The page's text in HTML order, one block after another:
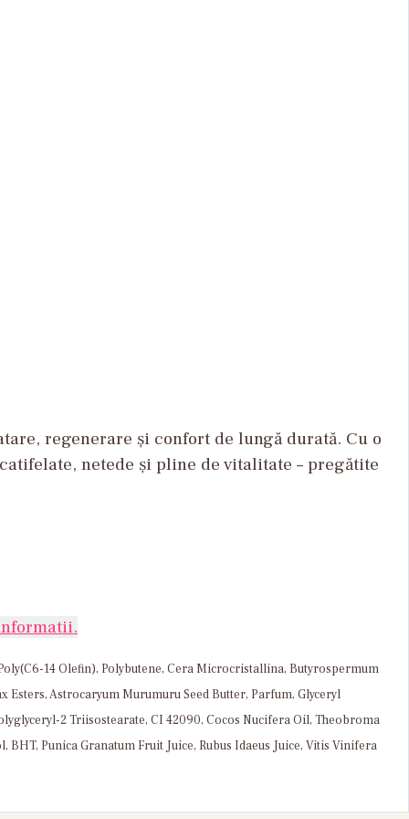
regenerare și confort de lungă durată. Cu o
netede și pline de vitalitate – pregătite
14 Olefin), Polybutene, Cera Microcristallina, Butyrospermum
Astrocaryum Murumuru Seed Butter, Parfum, Glyceryl
2 Triisostearate, CI 42090, Cocos Nucifera Oil, Theobroma
Punica Granatum Fruit Juice, Rubus Idaeus Juice, Vitis Vinifera